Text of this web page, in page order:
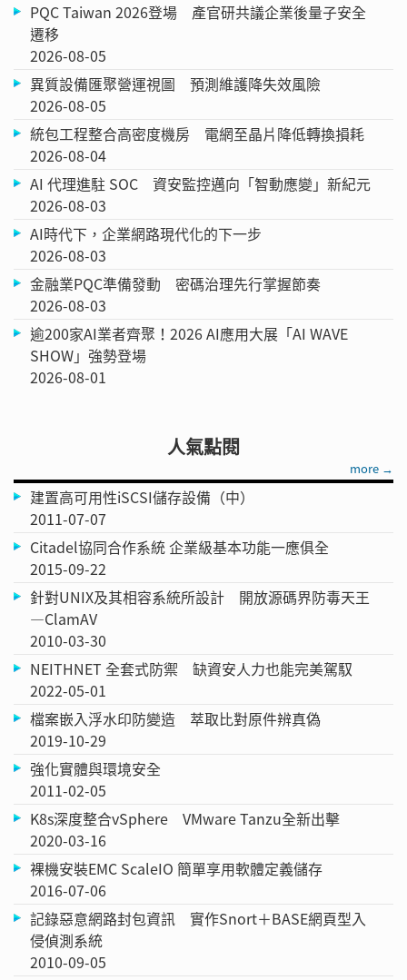
PQC Taiwan 2026登場 產官研共議企業後量子安全
遷移
2026-08-05
異質設備匯聚營運視圖 預測維護降失效風險
2026-08-05
統包工程整合高密度機房 電網至晶片降低轉換損耗
2026-08-04
AI 代理進駐 SOC 資安監控邁向「智動應變」新紀元
2026-08-03
AI時代下，企業網路現代化的下一步
2026-08-03
金融業PQC準備發動 密碼治理先行掌握節奏
2026-08-03
逾200家AI業者齊聚！2026 AI應用大展「AI WAVE
SHOW」強勢登場
2026-08-01
人氣點閱
more →
建置高可用性iSCSI儲存設備（中）
2011-07-07
Citadel協同合作系統 企業級基本功能一應俱全
2015-09-22
針對UNIX及其相容系統所設計 開放源碼界防毒天王
—ClamAV
2010-03-30
NEITHNET 全套式防禦 缺資安人力也能完美駕馭
2022-05-01
檔案嵌入浮水印防變造 萃取比對原件辨真偽
2019-10-29
強化實體與環境安全
2011-02-05
K8s深度整合vSphere VMware Tanzu全新出擊
2020-03-16
裸機安裝EMC ScaleIO 簡單享用軟體定義儲存
2016-07-06
記錄惡意網路封包資訊 實作Snort＋BASE網頁型入
侵偵測系統
2010-09-05